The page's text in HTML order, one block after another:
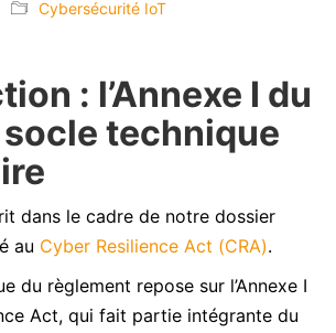
Cybersécurité IoT
: l’Annexe I du
socle technique
dans le cadre de notre dossier
au Cyber Resilience Act (CRA).
du règlement repose sur l’Annexe I
Act, qui fait partie intégrante du